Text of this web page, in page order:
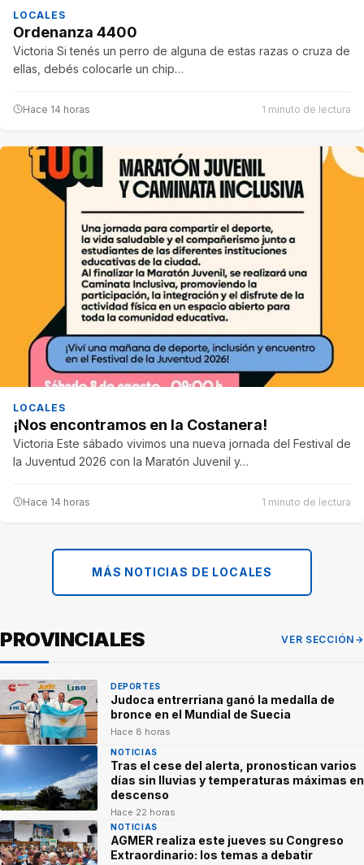
LOCALES
Ordenanza 4400
Victoria Si tenés un perro de alguna de estas razas o cruza de
ellas, debés colocarle un chip…
Hace 14 horas 1 minuto de lectura
LOCALES
¡Nos encontramos en la Costanera!
Victoria Este sábado vivimos una nueva jornada del Festival de
la Juventud 2026 con la Maratón Juvenil y…
Hace 14 horas 1 minuto de lectura
MÁS NOTICIAS DE LOCALES
PROVINCIALES VER SECCIÓN
DEPORTES
Judoca entrerriana ganó la medalla de
bronce en el Mundial de Suecia
Hace 8 horas
NOTICIAS
Tras el cese del alerta, pronostican varios
días sin lluvias y temperaturas máximas en
descenso
Hace 22 horas
NOTICIAS
AGMER realiza este jueves su Congreso
Extraordinario: los temas a debatir